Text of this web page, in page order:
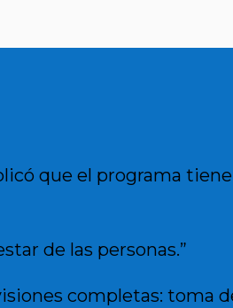
que el programa
de las personas.”
completas: toma